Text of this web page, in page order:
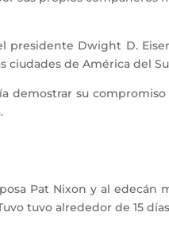
Dwight D.
ciudades de América del
su
Pat Nixon y al edecán
tuvo alrededor de 15